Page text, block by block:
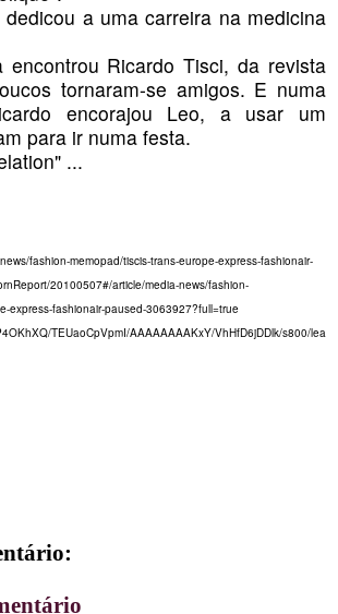
a uma carreira na medicina
Ricardo Tisci, da revista
tornaram-se amigos. E numa
encorajou Leo, a usar um
para ir numa festa.
...
fashion-memopad/tiscis-trans-europe-express-fashionair-
20100507#/article/media-news/fashion-
express-fashionair-paused-3063927?full=true
TEUaoCpVpmI/AAAAAAAAKxY/VhHfD6jDDlk/s800/lea